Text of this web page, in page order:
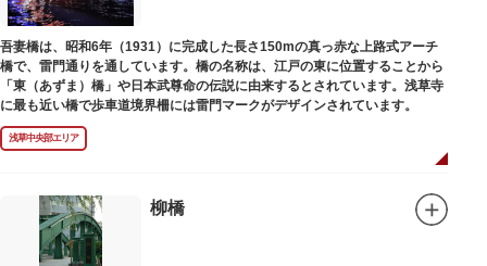
吾妻橋は、昭和6年（1931）に完成した長さ150mの真っ赤な上路式アーチ
橋で、雷門通りを通しています。橋の名称は、江戸の東に位置することから
「東（あずま）橋」や日本武尊命の伝説に由来するとされています。浅草寺
に最も近い橋で歩車道境界柵には雷門マークがデザインされています。
浅草中央部エリア
柳橋